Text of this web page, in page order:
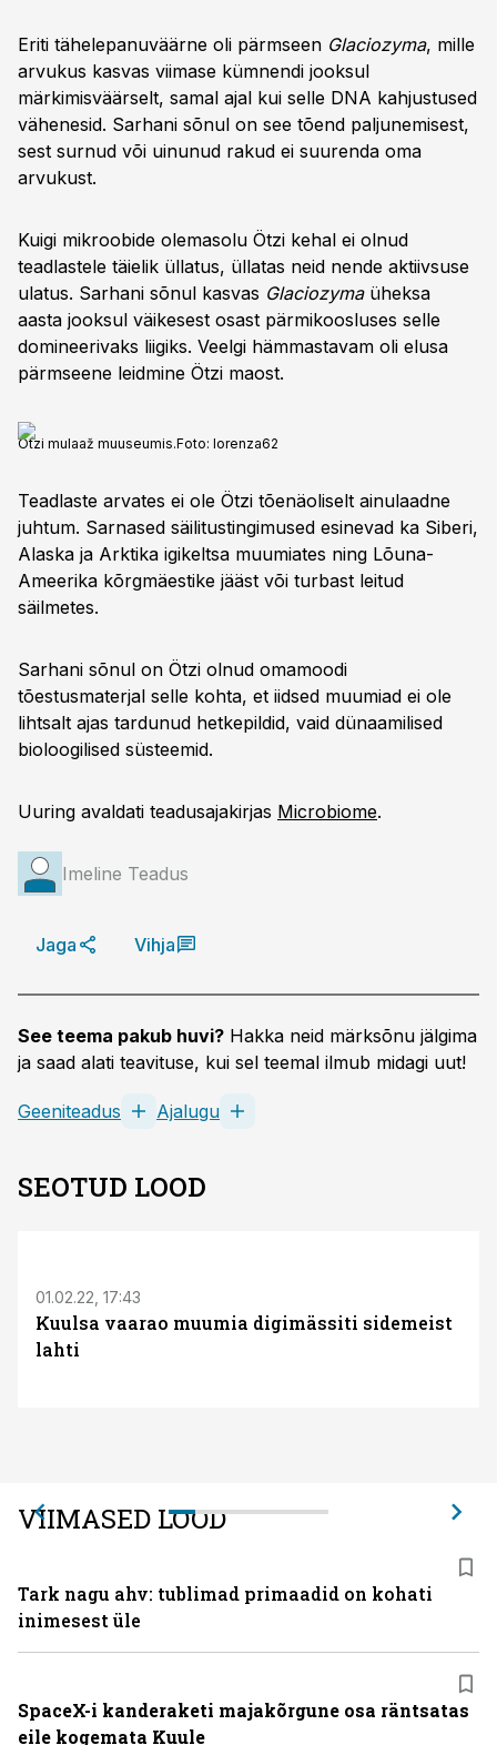
Eriti tähelepanuväärne oli pärmseen Glaciozyma, mille
arvukus kasvas viimase kümnendi jooksul
märkimisväärselt, samal ajal kui selle DNA kahjustused
vähenesid. Sarhani sõnul on see tõend paljunemisest,
sest surnud või uinunud rakud ei suurenda oma
arvukust.
Kuigi mikroobide olemasolu Ötzi kehal ei olnud
teadlastele täielik üllatus, üllatas neid nende aktiivsuse
ulatus. Sarhani sõnul kasvas Glaciozymaüheksa
aasta jooksul väikesest osast pärmikoosluses selle
domineerivaks liigiks. Veelgi hämmastavam oli elusa
pärmseene leidmine Ötzi maost.
Ötzi mulaaž muuseumis.Foto: lorenza62
Teadlaste arvates ei ole Ötzi tõenäoliselt ainulaadne
juhtum. Sarnased säilitustingimused esinevad ka Siberi,
Alaska ja Arktika igikeltsa muumiates ning Lõuna-
Ameerika kõrgmäestike jääst või turbast leitud
säilmetes.
Sarhani sõnul on Ötzi olnud omamoodi
tõestusmaterjal selle kohta, et iidsed muumiad ei ole
lihtsalt ajas tardunud hetkepildid, vaid dünaamilised
bioloogilised süsteemid.
Uuring avaldati teadusajakirjas Microbiome.
Imeline Teadus
Jaga Vihja
See teema pakub huvi? Hakka neid märksõnu jälgima
ja saad alati teavituse, kui sel teemal ilmub midagi uut!
Geeniteadus Ajalugu
SEOTUD LOOD
01.02.22, 17:43
Kuulsa vaarao muumia digimässiti sidemeist
lahti
VIIMASED LOOD
Tark nagu ahv: tublimad primaadid on kohati
inimesest üle
SpaceX-i kanderaketi majakõrgune osa räntsatas
eile kogemata Kuule